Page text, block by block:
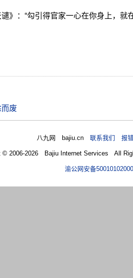
》：“勾引得官家一心在你身上，就
废
八九网 bajiu.cn联系我们 报
© 2006-2026 Bajiu Internet Services All
渝公网安备